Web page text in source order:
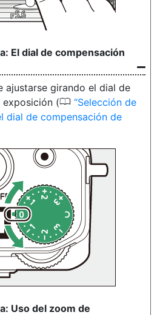
El dial de compensación
ajustarse girando el dial de
exposición (0 Selección de
dial de compensación de
Uso del zoom de